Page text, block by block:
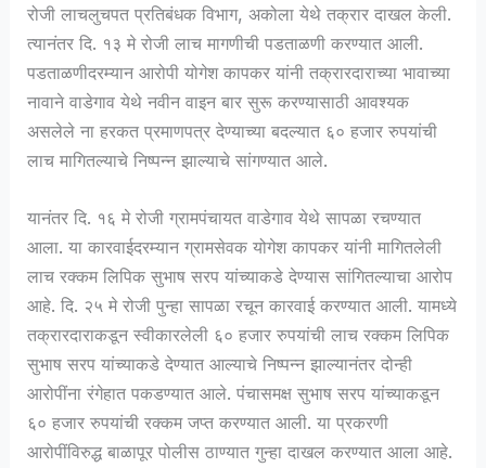
रोजी लाचलुचपत प्रतिबंधक विभाग, अकोला येथे तक्रार दाखल केली.
त्यानंतर दि. १३ मे रोजी लाच मागणीची पडताळणी करण्यात आली.
पडताळणीदरम्यान आरोपी योगेश कापकर यांनी तक्रारदाराच्या भावाच्या
नावाने वाडेगाव येथे नवीन वाइन बार सुरू करण्यासाठी आवश्यक
असलेले ना हरकत प्रमाणपत्र देण्याच्या बदल्यात ६० हजार रुपयांची
लाच मागितल्याचे निष्पन्न झाल्याचे सांगण्यात आले.
यानंतर दि. १६ मे रोजी ग्रामपंचायत वाडेगाव येथे सापळा रचण्यात
आला. या कारवाईदरम्यान ग्रामसेवक योगेश कापकर यांनी मागितलेली
लाच रक्कम लिपिक सुभाष सरप यांच्याकडे देण्यास सांगितल्याचा आरोप
आहे. दि. २५ मे रोजी पुन्हा सापळा रचून कारवाई करण्यात आली. यामध्ये
तक्रारदाराकडून स्वीकारलेली ६० हजार रुपयांची लाच रक्कम लिपिक
सुभाष सरप यांच्याकडे देण्यात आल्याचे निष्पन्न झाल्यानंतर दोन्ही
आरोपींना रंगेहात पकडण्यात आले. पंचासमक्ष सुभाष सरप यांच्याकडून
६० हजार रुपयांची रक्कम जप्त करण्यात आली. या प्रकरणी
आरोपींविरुद्ध बाळापूर पोलीस ठाण्यात गुन्हा दाखल करण्यात आला आहे.